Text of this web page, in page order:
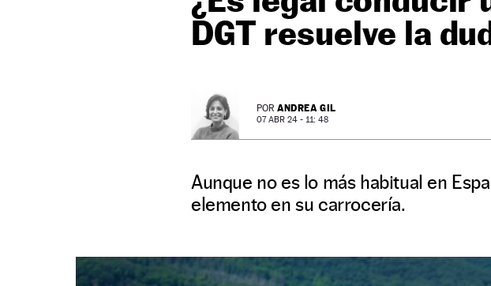
DGT resuelve la
POR ANDREA GIL
07 ABR 24 - 11: 48
Aunque no es lo más habitual en
elemento en su carrocería.